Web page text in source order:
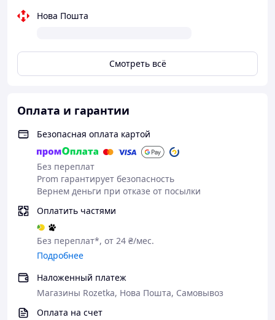
Широкий
ассортиме
любых
фантазий
В нашем
магазине
огромный
выбор
Анонимно
сть и
циальност
Мы
важны
конфиденц
В наличии
и быстрая
secretss.in.
и готовы к
а
secretss.in.
Нова Пошта
Смотреть всё
Оплата и гарантии
Безопасная оплата картой
Без переплат
Prom гарантирует безопасность
Вернем деньги при отказе от посылки
Оплатить частями
Без переплат*, от 24 ₴/мес.
Подробнее
Наложенный платеж
Магазины Rozetka, Нова Пошта, Самовывоз
Оплата на счет